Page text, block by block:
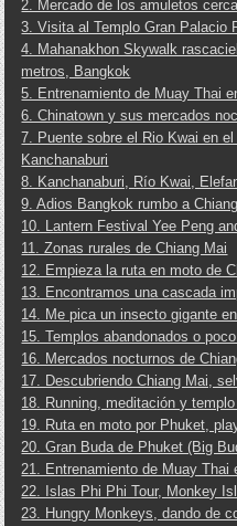
2. Mercado de los amuletos
3. Visita al Templo Gran Palacio
4. Mahanakhon Skywalk
metros, Bangkok
5. Entrenamiento de Muay Thai
6. Chinatown y sus mercados
7. Puente sobre el Rio Kwai en
Kanchanaburi
8. Kanchanaburi, Río Kwai,
9. Adios Bangkok rumbo a
10. Lantern Festival Yee Peng
11. Zonas rurales de Chiang Mai
12. Empieza la ruta en moto de
13. Encontramos una cascada
14. Me pica un insecto gigante
15. Templos abandonados o
16. Mercados nocturnos de
17. Descubriendo Chiang Mai,
18. Running, meditación y
19. Ruta en moto por Phuket,
20. Gran Buda de Phuket (Big
21. Entrenamiento de Muay Thai
22. Islas Phi Phi Tour, Monkey
23. Hungry Monkeys, dando de